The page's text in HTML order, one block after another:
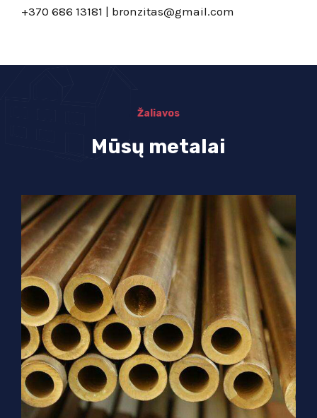
+370 686 13181 | bronzitas@gmail.com
Žaliavos
Mūsų metalai